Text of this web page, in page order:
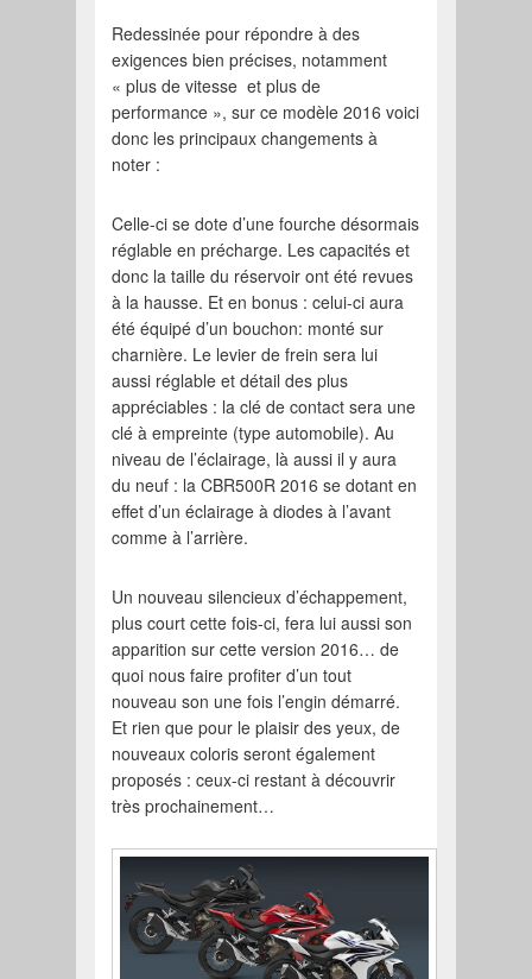
Redessinée pour répondre à des
exigences bien précises, notamment
« plus de vitesse et plus de
performance », sur ce modèle 2016 voici
donc les principaux changements à
noter :
Celle-ci se dote d’une fourche désormais
réglable en précharge. Les capacités et
donc la taille du réservoir ont été revues
à la hausse. Et en bonus : celui-ci aura
été équipé d’un bouchon: monté sur
charnière. Le levier de frein sera lui
aussi réglable et détail des plus
appréciables : la clé de contact sera une
clé à empreinte (type automobile). Au
niveau de l’éclairage, là aussi il y aura
du neuf : la CBR500R 2016 se dotant en
effet d’un éclairage à diodes à l’avant
comme à l’arrière.
Un nouveau silencieux d’échappement,
plus court cette fois-ci, fera lui aussi son
apparition sur cette version 2016… de
quoi nous faire profiter d’un tout
nouveau son une fois l’engin démarré.
Et rien que pour le plaisir des yeux, de
nouveaux coloris seront également
proposés : ceux-ci restant à découvrir
très prochainement…